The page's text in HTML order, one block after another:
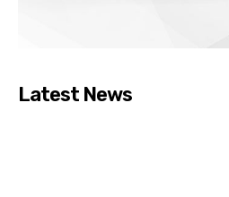
Latest News